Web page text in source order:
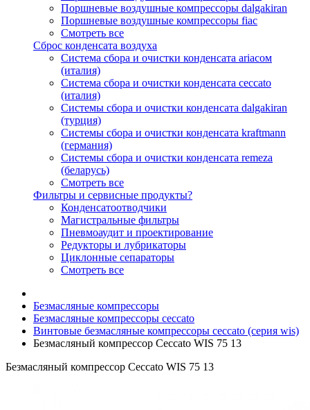
Поршневые воздушные компрессоры dalgakiran
Поршневые воздушные компрессоры fiac
Смотреть все
Сброс конденсата воздуха
Система сбора и очистки конденсата ariacом
(италия)
Система сбора и очистки конденсата ceccato
(италия)
Системы сбора и очистки конденсата dalgakiran
(турция)
Системы сбора и очистки конденсата kraftmann
(германия)
Системы сбора и очистки конденсата remeza
(беларусь)
Смотреть все
Фильтры и сервисные продукты?
Конденсатоотводчики
Магистральные фильтры
Пневмоаудит и проектирование
Редукторы и лубрикаторы
Циклонные сепараторы
Смотреть все
Безмасляные компрессоры
Безмасляные компрессоры ceccato
Винтовые безмасляные компрессоры ceccato (серия wis)
Безмасляный компрессор Ceccato WIS 75 13
Безмасляный компрессор Ceccato WIS 75 13